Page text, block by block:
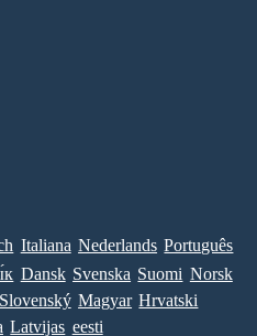
Italiana Nederlands Português
Dansk Svenska Suomi Norsk
Slovenský Magyar Hrvatski
Latvijas eesti